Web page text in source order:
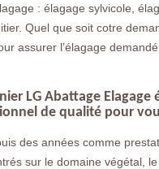
: élagage sylvicole,
Quel que soit cotre
assurer l’élagage
LG Abattage Elagage
de qualité pour
des années comme
sur le domaine végétal,